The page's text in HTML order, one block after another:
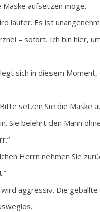
aufsetzen möge.
lauter. Es ist
– sofort. Ich bin hier,
sich in diesem
setzen Sie die Maske
Sie belehrt den Mann
Herrn nehmen Sie
aggressiv. Die